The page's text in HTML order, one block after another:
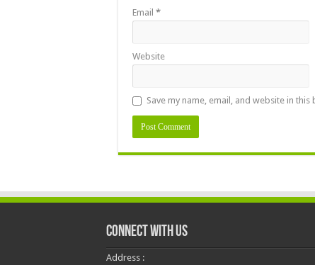
Email *
Website
Save my name, email, and website in
Connect With Us
Address :